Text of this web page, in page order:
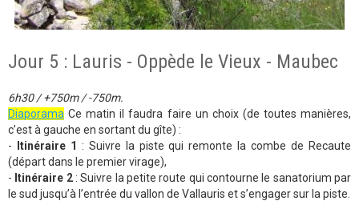
Jour 5 : Lauris - Oppède le Vieux - Maubec
6h30 / +750m / -750m.
Diaporama Ce matin il faudra faire un choix (de toutes manières,
c’est à gauche en sortant du gîte) :
-
Itinéraire 1
: Suivre la piste qui remonte la combe de Recaute
(départ dans le premier virage),
- Itinéraire 2: Suivre la petite route qui contourne le sanatorium par
le sud jusqu’à l’entrée du vallon de Vallauris et s’engager sur la piste.